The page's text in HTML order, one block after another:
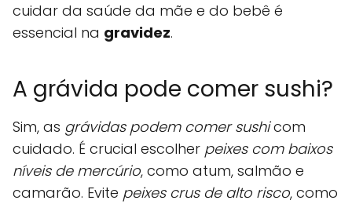
cuidar da saúde da mãe e do bebê é
essencial na gravidez.
A grávida pode comer sushi?
Sim, as grávidas podem comer sushicom
cuidado. É crucial escolher peixes com baixos
níveis de mercúrio, como atum, salmão e
camarão. Evite peixes crus de alto risco, como